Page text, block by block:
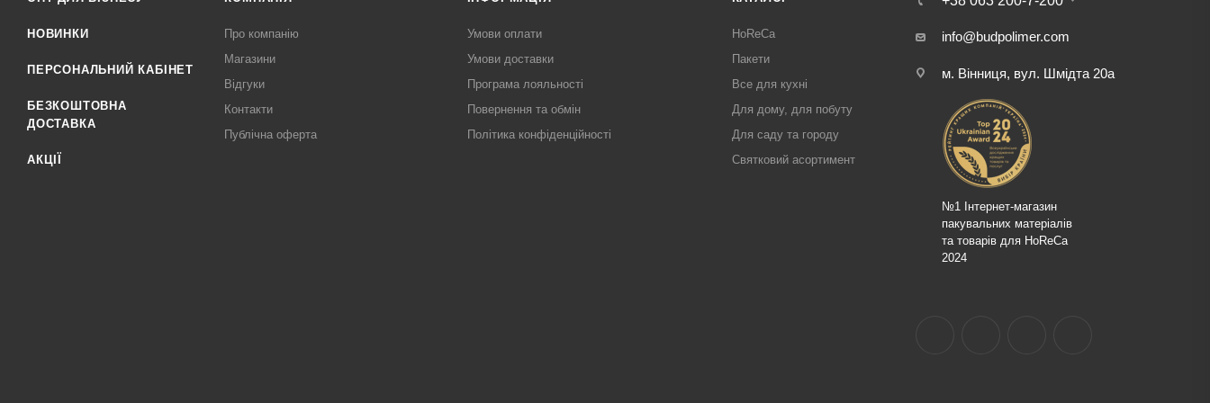
НОВИНКИ
ПЕРСОНАЛЬНИЙ КАБІНЕТ
БЕЗКОШТОВНА
ДОСТАВКА
АКЦІЇ
Про компанію
Магазини
Відгуки
Контакти
Публічна оферта
Умови оплати
Умови доставки
Програма лояльності
Повернення та обмін
Політика конфіденційності
HoReCa
Пакети
Все для кухні
Для дому, для побуту
Для саду та городу
Святковий асортимент
info@budpolimer.com
м. Вінниця, вул. Шмідта 20а
№1 Інтернет-магазин
пакувальних матеріалів
та товарів для HoReCa
2024